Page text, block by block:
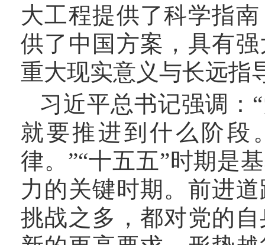
大工程提供了科学指
供了中国方案，具有
重大现实意义与长远指
习近平总书记强调：
就要推进到什么阶段
律。”“十五五”时期是
力的关键时期。前进
挑战之多，都对党的